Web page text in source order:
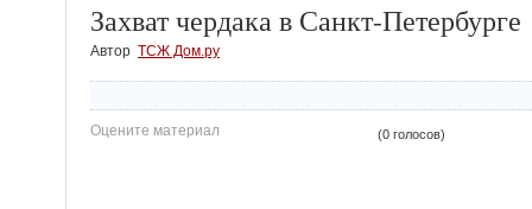
Захват чердака в Санкт-Петербурге
Автор ТСЖ Дом.ру
Оцените материал (0 голосов)